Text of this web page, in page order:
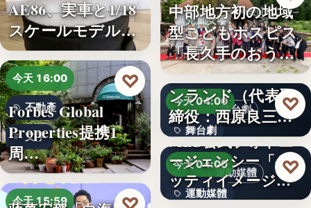
AE86、実車と1/18
スケールモデルが
「…
今天 16:00
不動產
文字
Forbes Global
Properties提携1
周…
♡
今天 15:59
兒童安寧
文字
中部地方初の地域
型こどもホスピス
「長久手のおう
ち」が愛知…
舞台劇
今天 04:00
舞台劇
文字
株式会社青山メイ
ンランド（代表取
締役：西原良三）
特別協賛…
♡
運動媒體
今天 04:00
運動媒體
MLB公式フォトエ
ージェンシー「ゲ
ッティイメージ
ズ」五十…
♡